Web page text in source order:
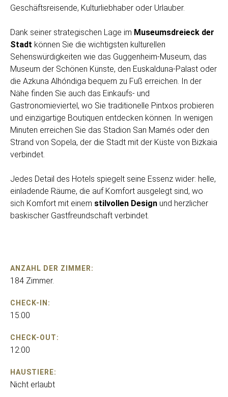
Geschäftsreisende, Kulturliebhaber oder Urlauber.
Dank seiner strategischen Lage im Museumsdreieck der
Stadt können Sie die wichtigsten kulturellen
Sehenswürdigkeiten wie das Guggenheim-Museum, das
Museum der Schönen Künste, den Euskalduna-Palast oder
die Azkuna Alhóndiga bequem zu Fuß erreichen. In der
Nähe finden Sie auch das Einkaufs- und
Gastronomieviertel, wo Sie traditionelle Pintxos probieren
und einzigartige Boutiquen entdecken können. In wenigen
Minuten erreichen Sie das Stadion San Mamés oder den
Strand von Sopela, der die Stadt mit der Küste von Bizkaia
verbindet.
Jedes Detail des Hotels spiegelt seine Essenz wider: helle,
einladende Räume, die auf Komfort ausgelegt sind, wo
sich Komfort mit einem stilvollen Design und herzlicher
baskischer Gastfreundschaft verbindet.
ANZAHL DER ZIMMER:
184 Zimmer.
CHECK-IN:
15:00
CHECK-OUT:
12:00
HAUSTIERE:
Nicht erlaubt